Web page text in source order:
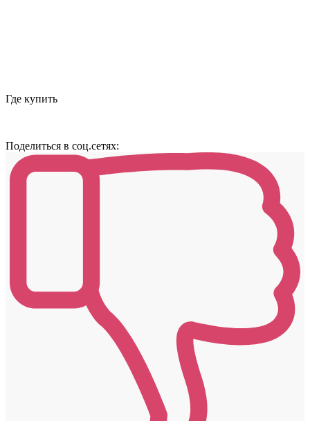
Где купить
Поделиться в соц.сетях: